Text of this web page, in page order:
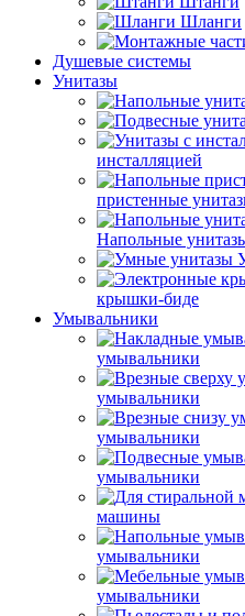
Шланги
Душевые системы
Унитазы
инсталляцией
пристенные
Напольные
крышки-биде
Умывальники
умывальники
умывальники
умывальники
умывальники
машины
умывальники
умывальники